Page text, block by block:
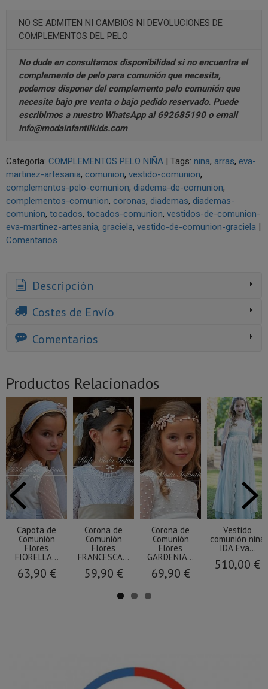
NO SE ADMITEN NI CAMBIOS NI DEVOLUCIONES DE
COMPLEMENTOS DEL PELO
No dude en consultarnos disponibilidad si no encuentra el
complemento de pelo para comunión que necesita,
podemos disponer del complemento pelo comunión que
necesite bajo pre venta o bajo pedido reservado. Puede
escribirnos a nuestro WhatsApp al 692685190o email
info@modainfantilkids.com
Categoría: COMPLEMENTOS PELO NIÑA | Tags: nina arras eva-
martinez-artesania comunion vestido-comunion
complementos-pelo-comunion diadema-de-comunion
complementos-comunion coronas diademas diademas-
comunion tocados tocados-comunion vestidos-de-comunion-
eva-martinez-artesania graciela vestido-de-comunion-graciela |
Comentarios
Descripción
Costes de Envío
Comentarios
Productos Relacionados
Capota de
Comunión
Flores
FIORELLA...
63,90 €
Corona de
Comunión
Flores
FRANCESCA...
59,90 €
Corona de
Comunión
Flores
GARDENIA...
69,90 €
Vestido
comunión niña
IDA Eva...
510,00 €